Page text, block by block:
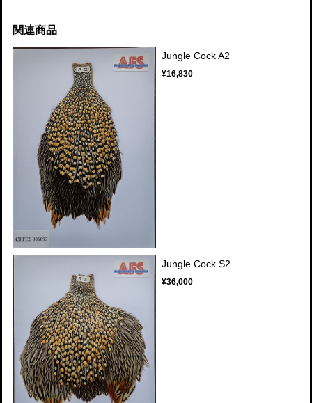
関連商品
Jungle Cock A2
¥16,830
Jungle Cock S2
¥36,000